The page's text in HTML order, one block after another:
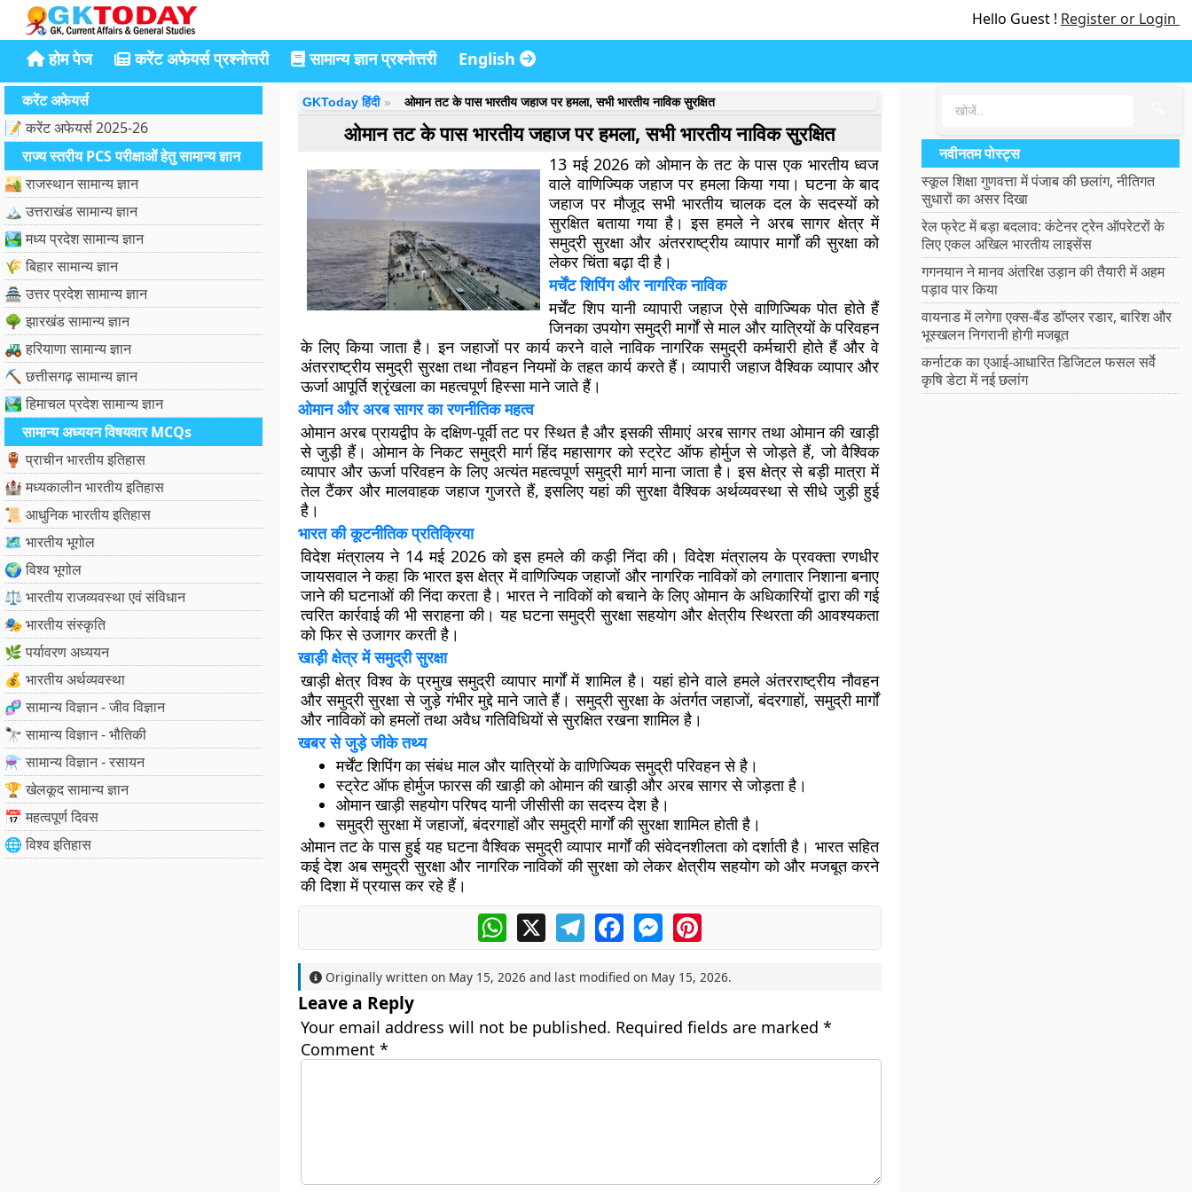
Hello Guest ! Register or Login
होम पेज करेंट अफेयर्स प्रश्नोत्तरी सामान्य ज्ञान प्रश्नोत्तरी English
करेंट अफेयर्स
📝 करेंट अफेयर्स 2025-26
राज्य स्तरीय PCS परीक्षाओं हेतु सामान्य ज्ञान
🏜️ राजस्थान सामान्य ज्ञान
🏔️ उत्तराखंड सामान्य ज्ञान
🏞️ मध्य प्रदेश सामान्य ज्ञान
🌾 बिहार सामान्य ज्ञान
🏯 उत्तर प्रदेश सामान्य ज्ञान
🌳 झारखंड सामान्य ज्ञान
🚜 हरियाणा सामान्य ज्ञान
⛏️ छत्तीसगढ़ सामान्य ज्ञान
🏞️ हिमाचल प्रदेश सामान्य ज्ञान
सामान्य अध्ययन विषयवार MCQs
🏺 प्राचीन भारतीय इतिहास
🏰 मध्यकालीन भारतीय इतिहास
📜 आधुनिक भारतीय इतिहास
🗺️ भारतीय भूगोल
🌍 विश्व भूगोल
⚖️ भारतीय राजव्यवस्था एवं संविधान
🎭 भारतीय संस्कृति
🌿 पर्यावरण अध्ययन
💰 भारतीय अर्थव्यवस्था
🧬 सामान्य विज्ञान - जीव विज्ञान
🔭 सामान्य विज्ञान - भौतिकी
⚗️ सामान्य विज्ञान - रसायन
🏆 खेलकूद सामान्य ज्ञान
📅 महत्वपूर्ण दिवस
🌐 विश्व इतिहास
GKToday हिंदी ओमान तट के पास भारतीय जहाज पर हमला, सभी भारतीय नाविक सुरक्षित
ओमान तट के पास भारतीय जहाज पर हमला, सभी भारतीय नाविक सुरक्षित
13 मई 2026 को ओमान के तट के पास एक भारतीय ध्वज
वाले वाणिज्यिक जहाज पर हमला किया गया। घटना के बाद
जहाज पर मौजूद सभी भारतीय चालक दल के सदस्यों को
सुरक्षित बताया गया है। इस हमले ने अरब सागर क्षेत्र में
समुद्री सुरक्षा और अंतरराष्ट्रीय व्यापार मार्गों की सुरक्षा को
लेकर चिंता बढ़ा दी है।
मर्चेंट शिपिंग और नागरिक नाविक
मर्चेंट शिप यानी व्यापारी जहाज ऐसे वाणिज्यिक पोत होते हैं
जिनका उपयोग समुद्री मार्गों से माल और यात्रियों के परिवहन
के लिए किया जाता है। इन जहाजों पर कार्य करने वाले नाविक नागरिक समुद्री कर्मचारी होते हैं और वे
अंतरराष्ट्रीय समुद्री सुरक्षा तथा नौवहन नियमों के तहत कार्य करते हैं। व्यापारी जहाज वैश्विक व्यापार और
ऊर्जा आपूर्ति श्रृंखला का महत्वपूर्ण हिस्सा माने जाते हैं।
ओमान और अरब सागर का रणनीतिक महत्व
ओमान अरब प्रायद्वीप के दक्षिण-पूर्वी तट पर स्थित है और इसकी सीमाएं अरब सागर तथा ओमान की खाड़ी
से जुड़ी हैं। ओमान के निकट समुद्री मार्ग हिंद महासागर को स्ट्रेट ऑफ होर्मुज से जोड़ते हैं, जो वैश्विक
व्यापार और ऊर्जा परिवहन के लिए अत्यंत महत्वपूर्ण समुद्री मार्ग माना जाता है। इस क्षेत्र से बड़ी मात्रा में
तेल टैंकर और मालवाहक जहाज गुजरते हैं, इसलिए यहां की सुरक्षा वैश्विक अर्थव्यवस्था से सीधे जुड़ी हुई
है।
भारत की कूटनीतिक प्रतिक्रिया
विदेश मंत्रालय ने 14 मई 2026 को इस हमले की कड़ी निंदा की। विदेश मंत्रालय के प्रवक्ता रणधीर
जायसवाल ने कहा कि भारत इस क्षेत्र में वाणिज्यिक जहाजों और नागरिक नाविकों को लगातार निशाना बनाए
जाने की घटनाओं की निंदा करता है। भारत ने नाविकों को बचाने के लिए ओमान के अधिकारियों द्वारा की गई
त्वरित कार्रवाई की भी सराहना की। यह घटना समुद्री सुरक्षा सहयोग और क्षेत्रीय स्थिरता की आवश्यकता
को फिर से उजागर करती है।
खाड़ी क्षेत्र में समुद्री सुरक्षा
खाड़ी क्षेत्र विश्व के प्रमुख समुद्री व्यापार मार्गों में शामिल है। यहां होने वाले हमले अंतरराष्ट्रीय नौवहन
और समुद्री सुरक्षा से जुड़े गंभीर मुद्दे माने जाते हैं। समुद्री सुरक्षा के अंतर्गत जहाजों, बंदरगाहों, समुद्री मार्गों
और नाविकों को हमलों तथा अवैध गतिविधियों से सुरक्षित रखना शामिल है।
खबर से जुड़े जीके तथ्य
मर्चेंट शिपिंग का संबंध माल और यात्रियों के वाणिज्यिक समुद्री परिवहन से है।
स्ट्रेट ऑफ होर्मुज फारस की खाड़ी को ओमान की खाड़ी और अरब सागर से जोड़ता है।
ओमान खाड़ी सहयोग परिषद यानी जीसीसी का सदस्य देश है।
समुद्री सुरक्षा में जहाजों, बंदरगाहों और समुद्री मार्गों की सुरक्षा शामिल होती है।
ओमान तट के पास हुई यह घटना वैश्विक समुद्री व्यापार मार्गों की संवेदनशीलता को दर्शाती है। भारत सहित
कई देश अब समुद्री सुरक्षा और नागरिक नाविकों की सुरक्षा को लेकर क्षेत्रीय सहयोग को और मजबूत करने
की दिशा में प्रयास कर रहे हैं।
WhatsApp
X TelegramFacebookMessengerPinterest
Originally written on May 15, 2026 and last modified on May 15, 2026.
Leave a Reply
Your email address will not be published. Required fields are marked *
Comment *
नवीनतम पोस्ट्स
स्कूल शिक्षा गुणवत्ता में पंजाब की छलांग, नीतिगत
सुधारों का असर दिखा
रेल फ्रेट में बड़ा बदलाव: कंटेनर ट्रेन ऑपरेटरों के
लिए एकल अखिल भारतीय लाइसेंस
गगनयान ने मानव अंतरिक्ष उड़ान की तैयारी में अहम
पड़ाव पार किया
वायनाड में लगेगा एक्स-बैंड डॉप्लर रडार, बारिश और
भूस्खलन निगरानी होगी मजबूत
कर्नाटक का एआई-आधारित डिजिटल फसल सर्वे
कृषि डेटा में नई छलांग